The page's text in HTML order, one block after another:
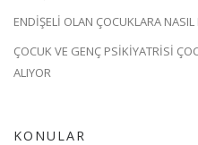
ENDİŞELİ OLAN ÇOCUKLARA
ÇOCUK VE GENÇ PSİKİYATRİSİ
ALIYOR
KONULAR